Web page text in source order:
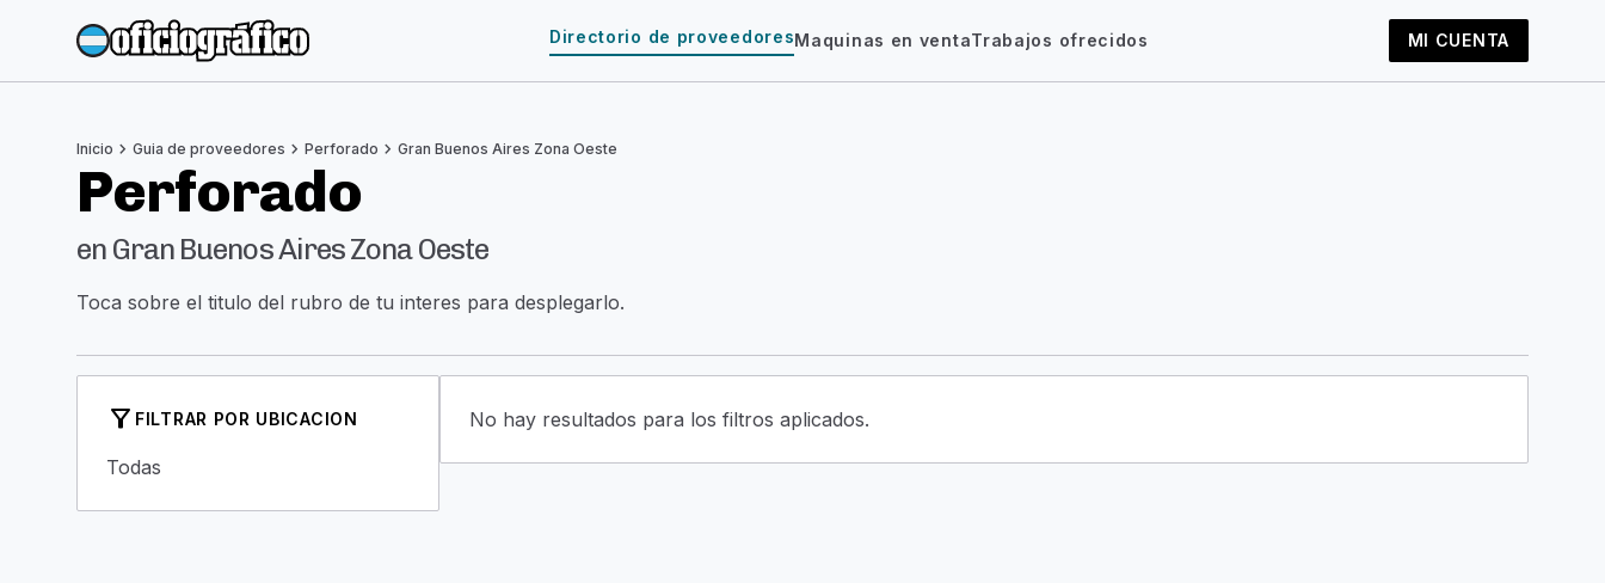
Directorio de proveedoresMaquinas en ventaTrabajos ofrecidos MI CUENTA
Inicio chevron_right Guia de proveedores chevron_right Perforado chevron_right Gran Buenos Aires Zona Oeste
Perforado
en Gran Buenos Aires Zona Oeste
Toca sobre el titulo del rubro de tu interes para desplegarlo.
filter_alt FILTRAR POR UBICACION
Todas
No hay resultados para los filtros aplicados.